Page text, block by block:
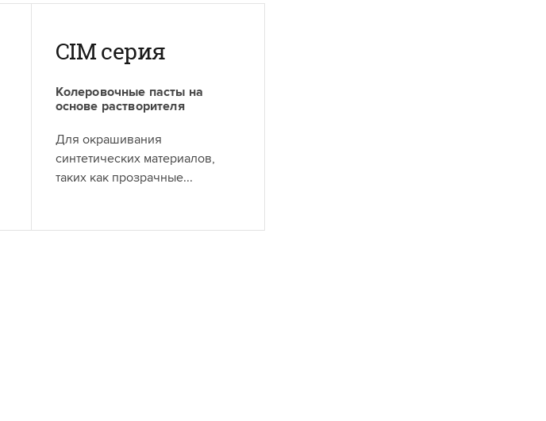
CIM серия
Колеровочные пасты на
основе растворителя
Для окрашивания
синтетических материалов,
таких как прозрачные...